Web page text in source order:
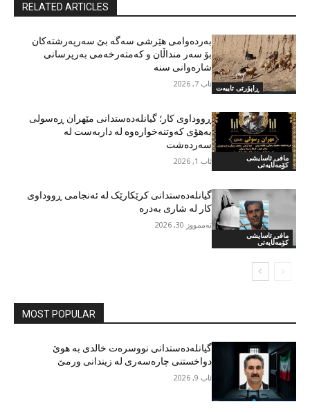
RELATED ARTICLES
ڕاپۆرتی تایبەت
بەردەوامی هێرشی سەگە بێ سەرپەرشتەکان
بۆ سەر منداڵان و کەمتەرخەمی بەرپرسانی
شارەوانی سنە
ئاب 7, 2026
مافی ئاسایشی
کۆمەڵایەتی
ڕووداوی کار؛ گیانلەدەستدانی مێهران ڕەسولی
بەهۆی کەوتنەخوارەوە لە داربەست لە
سەردەشت
ئاب 1, 2026
مافی ئاسایشی
کۆمەڵایەتی
گیانلەدەستدانی کرێکارێک لە ئەنجامی ڕووداوی
کار لە شاری بەدرە
تەممووز 30, 2026
MOST POPULAR
گیانلەدەستدانی نووسرەت خالدی بە هوێ
دواخستنی چارەسەری لە زیندانی ورمێ
ئاب 9, 2026